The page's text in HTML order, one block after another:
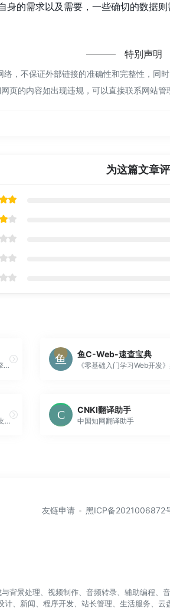
身的需求以及需要，一些确切的数据
特别声明
，不保证外部链接的准确性和完整性，
页的内容如出现违规，可以直接联系网站管
为这篇文章
Elasticsearch是一个实时的分布式搜索分析引擎，它能让你以前所未有的速度和规模，去探索你的数据。它被用作全文检索、结构化搜索、分析以及这三个功能的组合
鱼C-Web-速查宝典
《零基础入门学习Web开发
DeepPDF是一款面向PDF深度学习的AI助手，支持聊天、摘要、翻译对比及关键词、图片、公式的分析。
CNKI翻译助手
中国知网翻译助手
友链申请 黑ICP备2021006872
背景处理、视频制作、音频转录、辅助编程
、新闻、程序开发、站长管理、生活服务、